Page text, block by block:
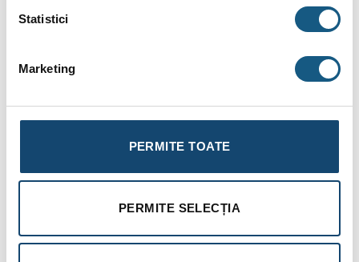
Statistici
Marketing
PERMITE TOATE
PERMITE SELECȚIA
Presiune nomiala vas acumulare: 3 bar
Inaltime: 2036 mm